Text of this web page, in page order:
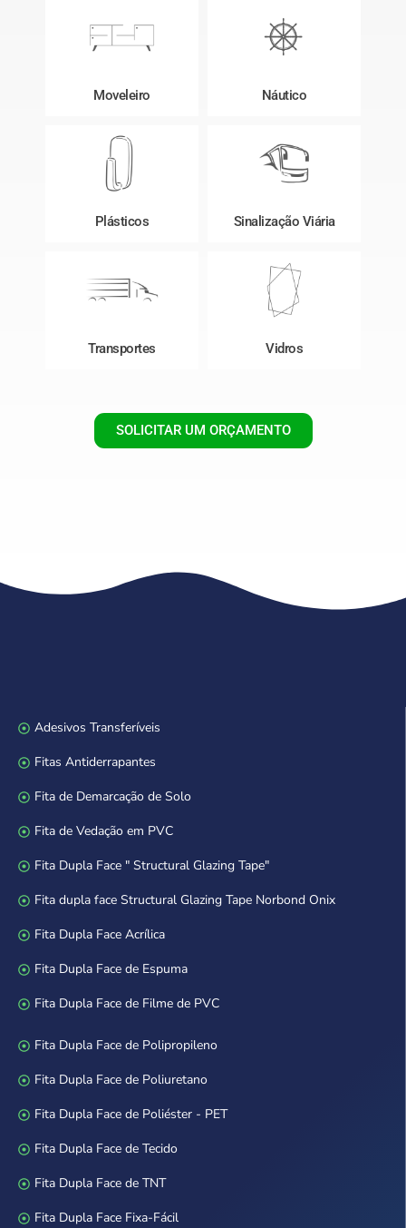
Moveleiro Náutico
Plásticos Sinalização Viária
Transportes Vidros
SOLICITAR UM ORÇAMENTO
Adesivos Transferíveis
Fitas Antiderrapantes
Fita de Demarcação de Solo
Fita de Vedação em PVC
Fita Dupla Face " Structural Glazing Tape"
Fita dupla face Structural Glazing Tape Norbond Onix
Fita Dupla Face Acrílica
Fita Dupla Face de Espuma
Fita Dupla Face de Filme de PVC
Fita Dupla Face de Polipropileno
Fita Dupla Face de Poliuretano
Fita Dupla Face de Poliéster - PET
Fita Dupla Face de Tecido
Fita Dupla Face de TNT
Fita Dupla Face Fixa-Fácil